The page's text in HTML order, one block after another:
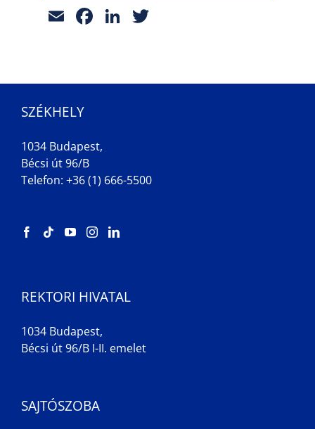
EmailFacebook
LinkedIn
SZÉKHELY
1034 Budapest,
Bécsi út 96/B
Telefon: +36 (1) 666-5500
REKTORI HIVATAL
1034 Budapest,
Bécsi út 96/B I-II. emelet
SAJTÓSZOBA